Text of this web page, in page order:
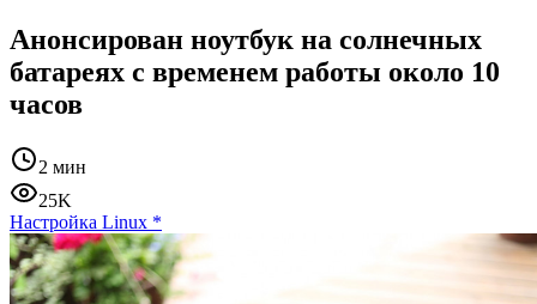
Анонсирован ноутбук на солнечных
батареях с временем работы около 10
часов
2 мин
25K
Настройка Linux *